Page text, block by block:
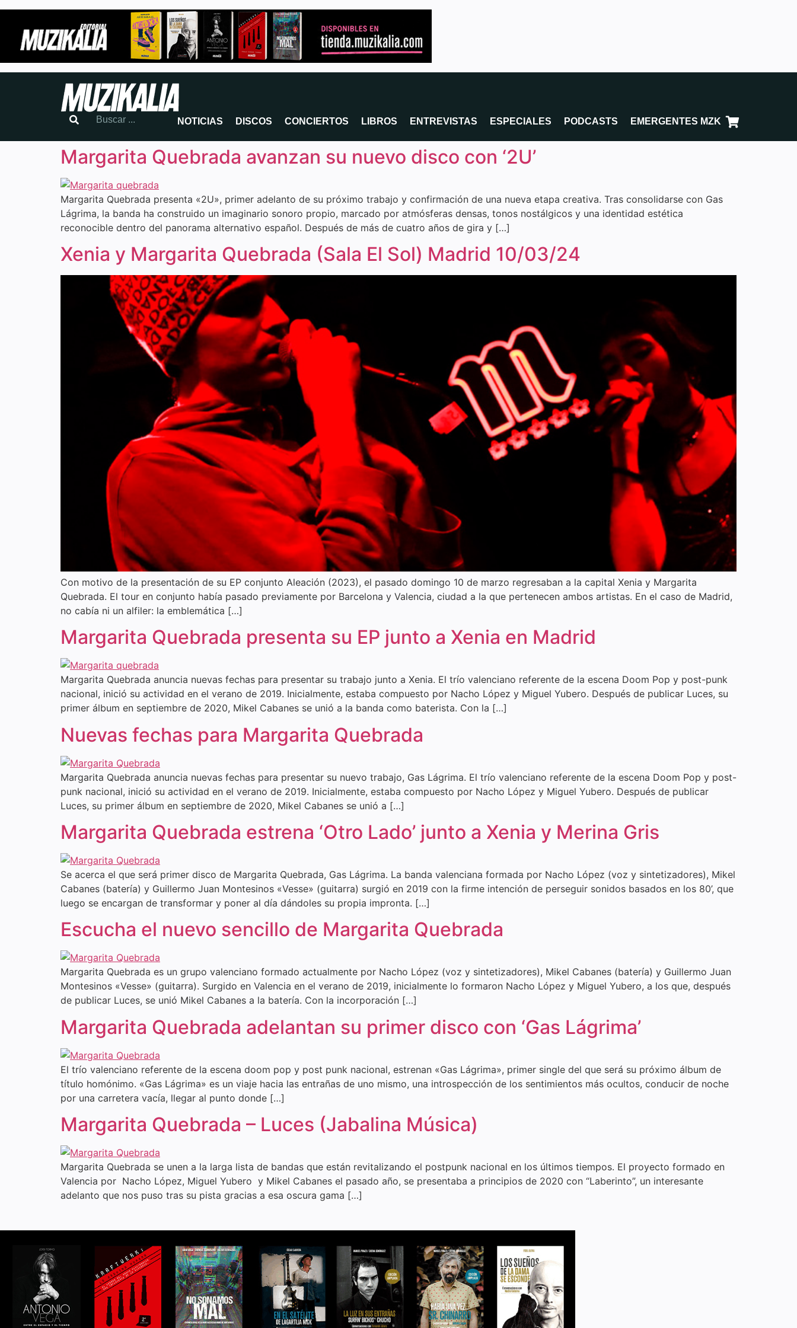
NOTICIAS DISCOS CONCIERTOS LIBROS ENTREVISTAS ESPECIALES PODCASTS EMERGENTES MZK
Margarita Quebrada avanzan su nuevo disco con ‘2U’
Margarita Quebrada presenta «2U», primer adelanto de su próximo trabajo y confirmación de una nueva etapa creativa. Tras consolidarse con Gas
Lágrima, la banda ha construido un imaginario sonoro propio, marcado por atmósferas densas, tonos nostálgicos y una identidad estética
reconocible dentro del panorama alternativo español. Después de más de cuatro años de gira y […]
Xenia y Margarita Quebrada (Sala El Sol) Madrid 10/03/24
Con motivo de la presentación de su EP conjunto Aleación (2023), el pasado domingo 10 de marzo regresaban a la capital Xenia y Margarita
Quebrada. El tour en conjunto había pasado previamente por Barcelona y Valencia, ciudad a la que pertenecen ambos artistas. En el caso de Madrid,
no cabía ni un alfiler: la emblemática […]
Margarita Quebrada presenta su EP junto a Xenia en Madrid
Margarita Quebrada anuncia nuevas fechas para presentar su trabajo junto a Xenia. El trío valenciano referente de la escena Doom Pop y post-punk
nacional, inició su actividad en el verano de 2019. Inicialmente, estaba compuesto por Nacho López y Miguel Yubero. Después de publicar Luces, su
primer álbum en septiembre de 2020, Mikel Cabanes se unió a la banda como baterista. Con la […]
Nuevas fechas para Margarita Quebrada
Margarita Quebrada anuncia nuevas fechas para presentar su nuevo trabajo, Gas Lágrima. El trío valenciano referente de la escena Doom Pop y post-
punk nacional, inició su actividad en el verano de 2019. Inicialmente, estaba compuesto por Nacho López y Miguel Yubero. Después de publicar
Luces, su primer álbum en septiembre de 2020, Mikel Cabanes se unió a […]
Margarita Quebrada estrena ‘Otro Lado’ junto a Xenia y Merina Gris
Se acerca el que será primer disco de Margarita Quebrada, Gas Lágrima. La banda valenciana formada por Nacho López (voz y sintetizadores), Mikel
Cabanes (batería) y Guillermo Juan Montesinos «Vesse» (guitarra) surgió en 2019 con la firme intención de perseguir sonidos basados en los 80’, que
luego se encargan de transformar y poner al día dándoles su propia impronta. […]
Escucha el nuevo sencillo de Margarita Quebrada
Margarita Quebrada es un grupo valenciano formado actualmente por Nacho López (voz y sintetizadores), Mikel Cabanes (batería) y Guillermo Juan
Montesinos «Vesse» (guitarra). Surgido en Valencia en el verano de 2019, inicialmente lo formaron Nacho López y Miguel Yubero, a los que, después
de publicar Luces, se unió Mikel Cabanes a la batería. Con la incorporación […]
Margarita Quebrada adelantan su primer disco con ‘Gas Lágrima’
El trío valenciano referente de la escena doom pop y post punk nacional, estrenan «Gas Lágrima», primer single del que será su próximo álbum de
título homónimo. «Gas Lágrima» es un viaje hacia las entrañas de uno mismo, una introspección de los sentimientos más ocultos, conducir de noche
por una carretera vacía, llegar al punto donde […]
Margarita Quebrada – Luces (Jabalina Música)
Margarita Quebrada se unen a la larga lista de bandas que están revitalizando el postpunk nacional en los últimos tiempos. El proyecto formado en
Valencia por Nacho López, Miguel Yubero y Mikel Cabanes el pasado año, se presentaba a principios de 2020 con “Laberinto”, un interesante
adelanto que nos puso tras su pista gracias a esa oscura gama […]